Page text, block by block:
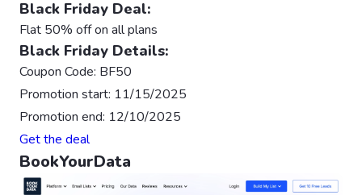
Black Friday Deal:
Flat 50% off on all plans
Black Friday Details:
Coupon Code: BF50
Promotion start: 11/15/2025
Promotion end: 12/10/2025
Get the deal
BookYourData